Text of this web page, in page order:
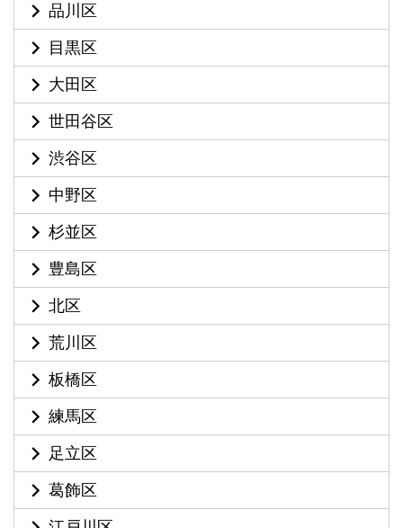
品川区
目黒区
大田区
世田谷区
渋谷区
中野区
杉並区
豊島区
北区
荒川区
板橋区
練馬区
足立区
葛飾区